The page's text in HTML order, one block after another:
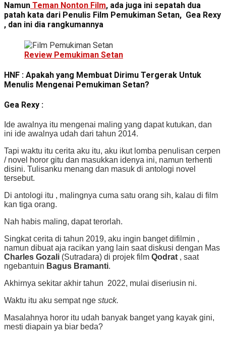
Namun Teman Nonton Film, ada juga ini sepatah dua
patah kata dari Penulis Film Pemukiman Setan, Gea Rexy
, dan ini dia rangkumannya
Review Pemukiman Setan
HNF : Apakah yang Membuat Dirimu Tergerak Untuk
Menulis Mengenai Pemukiman Setan?
Gea Rexy :
Ide awalnya itu mengenai maling yang dapat kutukan, dan
ini ide awalnya udah dari tahun 2014.
Tapi waktu itu cerita aku itu, aku ikut lomba penulisan cerpen
/ novel horor gitu dan masukkan idenya ini, namun terhenti
disini. Tulisanku menang dan masuk di antologi novel
tersebut.
Di antologi itu , malingnya cuma satu orang sih, kalau di film
kan tiga orang.
Nah habis maling, dapat terorlah.
Singkat cerita di tahun 2019, aku ingin banget difilmin ,
namun dibuat aja racikan yang lain saat diskusi dengan Mas
Charles Gozali (Sutradara) di projek film Qodrat , saat
ngebantuin Bagus Bramanti.
Akhirnya sekitar akhir tahun 2022, mulai diseriusin ni.
Waktu itu aku sempat nge stuck.
Masalahnya horor itu udah banyak banget yang kayak gini,
mesti diapain ya biar beda?